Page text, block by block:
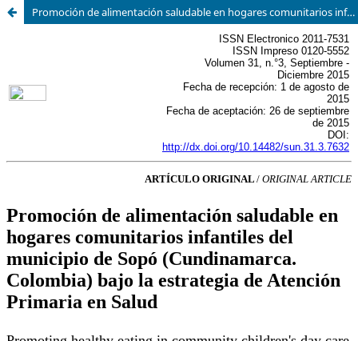
Promoción de alimentación saludable en hogares comunitarios infantiles del municipio de Sopó bajo la estrategia de Atención Primaria en Salud